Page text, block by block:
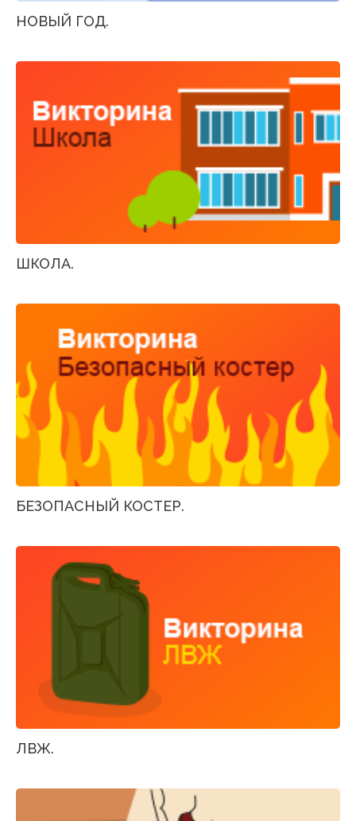
НОВЫЙ ГОД.
ШКОЛА.
БЕЗОПАСНЫЙ КОСТЕР.
ЛВЖ.